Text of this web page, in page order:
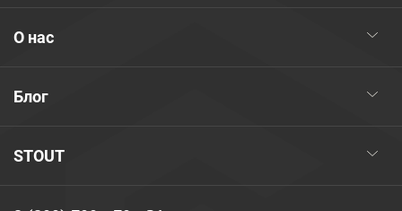
STOUT
Блог
О нас